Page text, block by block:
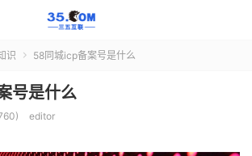
识  58同城icp备案号是什么
号是什么
editor